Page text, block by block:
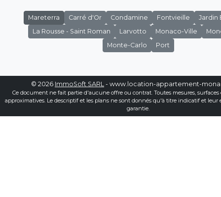
Mareterra Carré d'Or Condamine Fontvieille
Jardin
La Rousse - Saint Roman
Larvotto Monaco-Ville
Monte-Carlo
Port
© 2026 ImmoSoft SARL - www.location-appartement-
Ce document ne fait partie d'aucune offre ou contrat. Toutes mesures, surfaces
approximatives. Le descriptif et les plans ne sont donnés qu'à titre indicatif et leur
garantie.